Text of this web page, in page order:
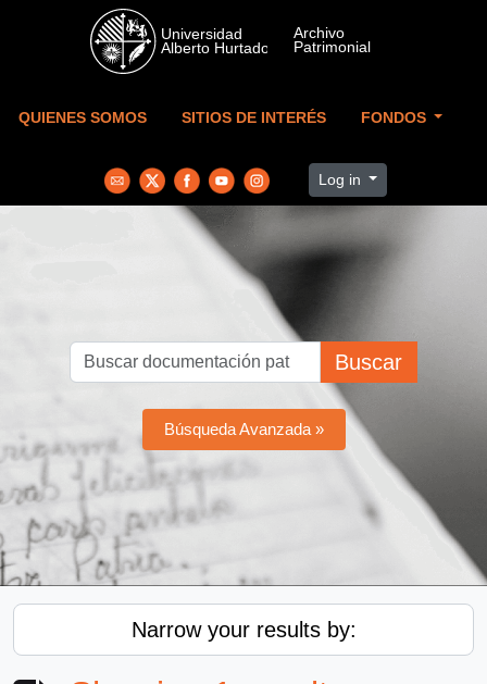
Skip to main content
QUIENES SOMOS SITIOS DE INTERÉS FONDOS
Log in
Buscar
Búsqueda Avanzada »
Narrow your results by: